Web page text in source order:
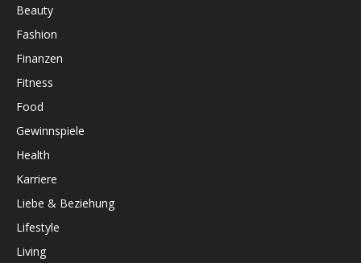
Beauty
Fashion
Finanzen
Fitness
Food
Gewinnspiele
Health
Karriere
Liebe & Beziehung
Lifestyle
Living